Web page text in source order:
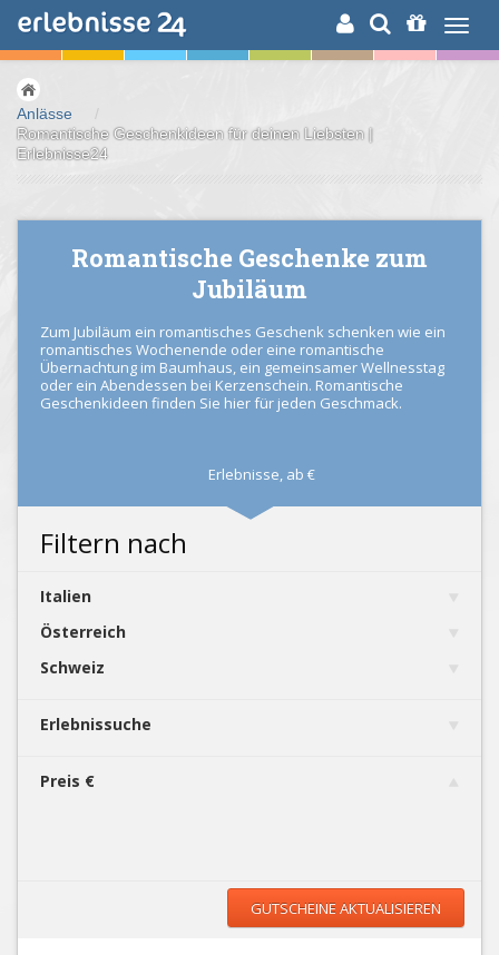
ERLEBNISSUCHE
Anlässe
/
Romantische Geschenkideen für deinen Liebsten |
Erlebnisse24
Romantische Geschenke zum
Jubiläum
Zum Jubiläum ein romantisches Geschenk schenken wie ein
romantisches Wochenende oder eine romantische
Übernachtung im Baumhaus, ein gemeinsamer Wellnesstag
oder ein Abendessen bei Kerzenschein. Romantische
Geschenkideen finden Sie hier für jeden Geschmack.
Erlebnisse, ab €
Filtern nach
Italien
Österreich
Schweiz
Erlebnissuche
Preis €
GUTSCHEINE AKTUALISIEREN